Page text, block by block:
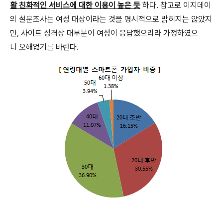
활 친화적인 서비스에 대한 이용이 높은 듯 하다. 참고로 이지데이
의 설문조사는 여성 대상이라는 것을 명시적으로 밝히지는 않았지
만, 사이트 성격상 대부분이 여성이 응답했으리라 가정하였으
니 오해없기를 바란다.